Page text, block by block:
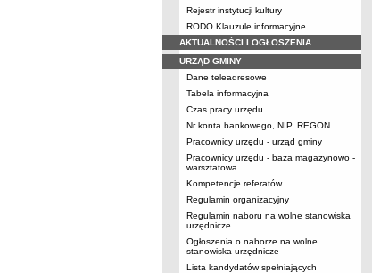
Rejestr instytucji kultury
RODO Klauzule informacyjne
AKTUALNOŚCI I OGŁOSZENIA
URZĄD GMINY
Dane teleadresowe
Tabela informacyjna
Czas pracy urzędu
Nr konta bankowego, NIP, REGON
Pracownicy urzędu - urząd gminy
Pracownicy urzędu - baza magazynowo -
warsztatowa
Kompetencje referatów
Regulamin organizacyjny
Regulamin naboru na wolne stanowiska
urzędnicze
Ogłoszenia o naborze na wolne
stanowiska urzędnicze
Lista kandydatów spełniających